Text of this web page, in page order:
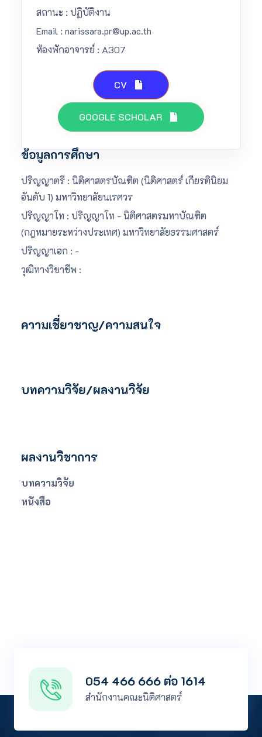
สถานะ : ปฏิบัติงาน
Email : narissara.pr@up.ac.th
ห้องพักอาจารย์ : A307
CV
GOOGLE SCHOLAR
ข้อมูลการศึกษา
ปริญญาตรี : นิติศาสตรบัณฑิต (นิติศาสตร์ เกียรตินิยม
อันดับ 1) มหาวิทยาลัยนเรศวร
ปริญญาโท : ปริญญาโท - นิติศาสตรมหาบัณฑิต
(กฎหมายระหว่างประเทศ) มหาวิทยาลัยธรรมศาสตร์
ปริญญาเอก : -
วุฒิทางวิชาชีพ :
ความเชี่ยวชาญ/ความสนใจ
บทความวิจัย/ผลงานวิจัย
ผลงานวิชาการ
บทความวิจัย
หนังสือ
054 466 666 ต่อ 1614
สำนักงานคณะนิติศาสตร์